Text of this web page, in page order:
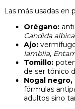
Las más usadas en
Orégano:
Candida
Ajo:
lamblia,
Tomillo:
de ser tónico
Nogal negro,
fórmulas
adultos sino